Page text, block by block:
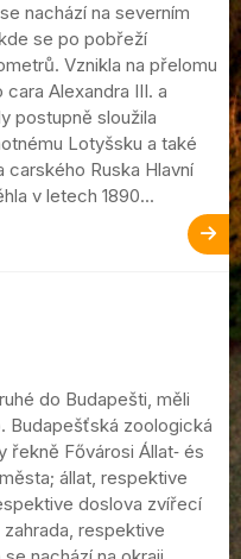
nachází na severním
se po pobřeží
Vznikla na přelomu
Alexandra III. a
postupně sloužila
Lotyšsku a také
carského Ruska Hlavní
v letech 1890...
do Budapešti, měli
Budapešťská zoologická
řekně Fővárosi Állat‐ és
állat, respektive
doslova zvířecí
respektive